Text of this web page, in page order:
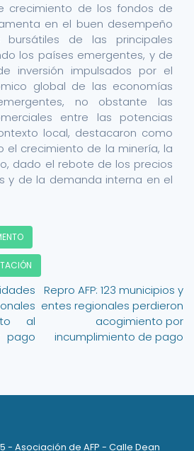
crecimiento de los fondos de
en el buen desempeño
de las principales
los países emergentes, y de
inversión impulsados por el
global de las economías
no obstante las
entre las potencias
local, destacaron como
el crecimiento de la minería, la
dado el rebote de los precios
y de la demanda interna en el
al
pago
Repro AFP: 123 municipios y
entes regionales perdieron
acogimiento por
incumplimiento de pago
- Asociación de AFP - Calle Dean